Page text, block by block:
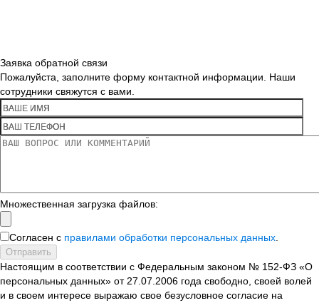
Заявка обратной связи
Пожалуйста, заполните форму контактной информации. Наши
сотрудники свяжутся с вами.
Множественная загрузка файлов:
Согласен с правилами обработки персональных данных
Отправить
Настоящим в соответствии с Федеральным законом № 152-ФЗ «О
персональных данных» от 27.07.2006 года свободно, своей волей
и в своем интересе выражаю свое безусловное согласие на